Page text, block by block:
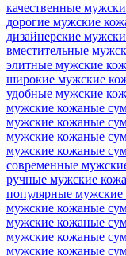
качественные
дорогие мужские
дизайнерские
вместительные
элитные мужские
широкие мужские
удобные мужские
мужские кожаные
мужские кожаные
мужские кожаные
мужские кожаные
современные
ручные мужские
популярные мужские
мужские кожаные
мужские кожаные
мужские кожаные
мужские кожаные